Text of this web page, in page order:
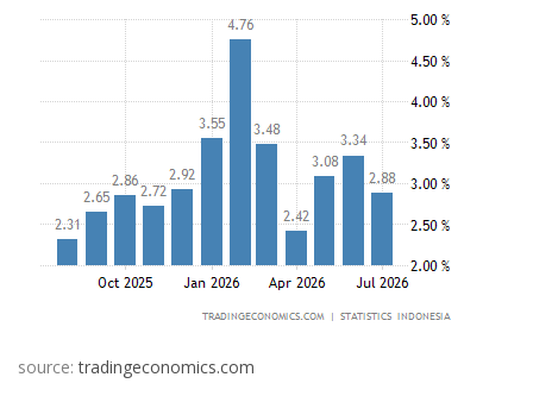
source:tradingeconomics.com